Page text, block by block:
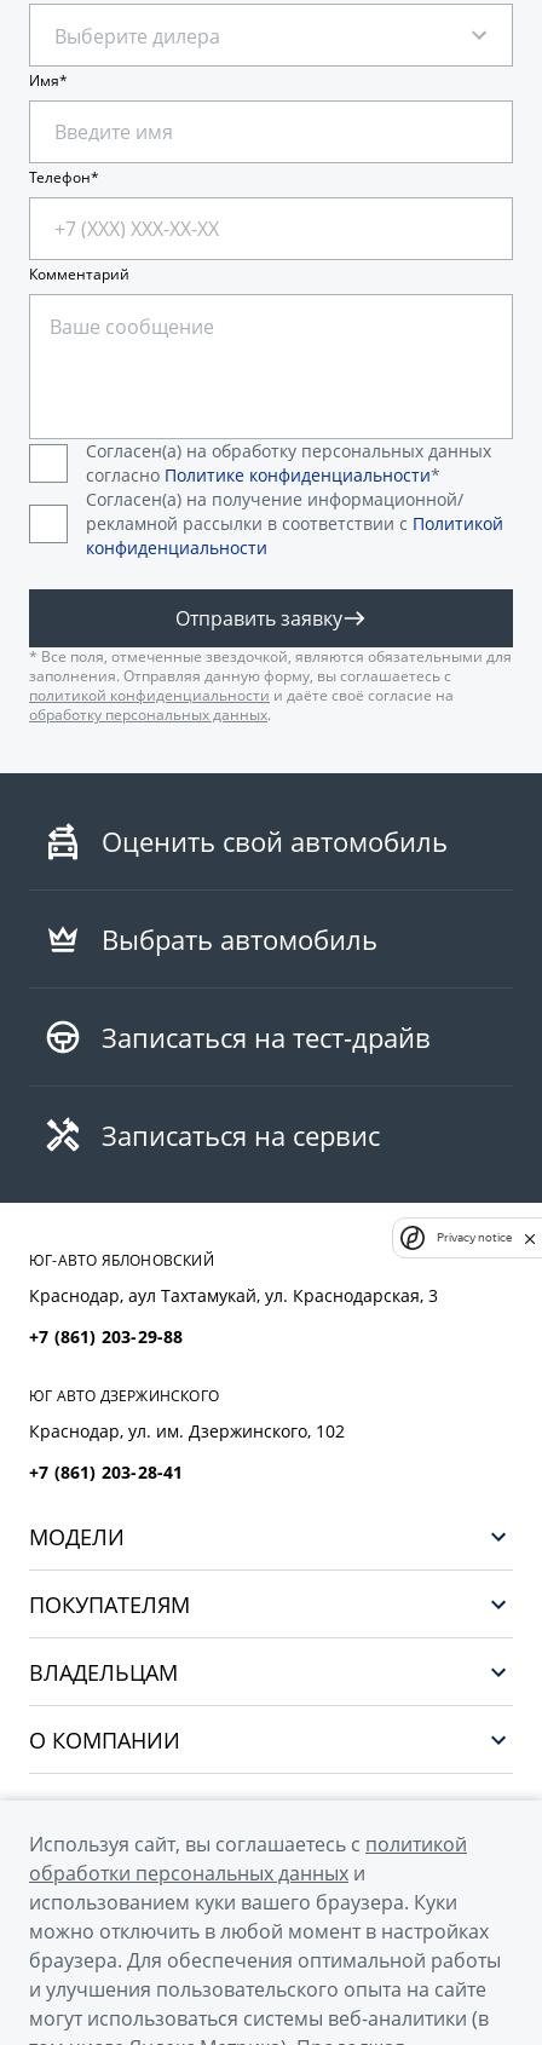
Выберите дилера
Имя
Телефон
Комментарий
Согласен(а) на обработку персональных данных
согласно Политике конфиденциальности*
Согласен(а) на получение информационной/
рекламной рассылки в соответствии с Политикой
конфиденциальности
Отправить заявку
* Все поля, отмеченные звездочкой, являются обязательными для
заполнения. Отправляя данную форму, вы соглашаетесь с
политикой конфиденциальности и даёте своё согласие на
обработку персональных данных.
Оценить свой автомобиль
Выбрать автомобиль
Записаться на тест-драйв
Записаться на сервис
ЮГ-АВТО ЯБЛОНОВСКИЙ
Краснодар, аул Тахтамукай, ул. Краснодарская, 3
+7 (861) 203-29-88
ЮГ АВТО ДЗЕРЖИНСКОГО
Краснодар, ул. им. Дзержинского, 102
+7 (861) 203-28-41
МОДЕЛИ
EX5
PREFACE
CITYRAY
ATLAS
OKAVANGO
MONJARO
ПОКУПАТЕЛЯМ
Финансы и услуги
ВЛАДЕЛЬЦАМ
О КОМПАНИИ
Новости
Наша команда
Правовая информация
Контакты
Мы в соцсетях
© 2026
Используя сайт, вы соглашаетесь с политикой
обработки персональных данных и
использованием куки вашего браузера. Куки
можно отключить в любой момент в настройках
браузера. Для обеспечения оптимальной работы
и улучшения пользовательского опыта на сайте
могут использоваться системы веб-аналитики (в
Privacy notice